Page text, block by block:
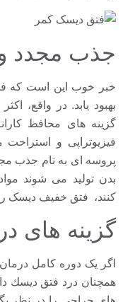
جذب مجدد
خبر خوب این است که
بهبود یابد. در واقع،
گزینه های محافظ
فیزیوتراپی و
پروسه ای به نام جذب
بدن توليد می شوند
کنند، فتق خفيف دیسک را
گزینه های
اگر یک دوره کامل
همچنان درد فتق ديسك